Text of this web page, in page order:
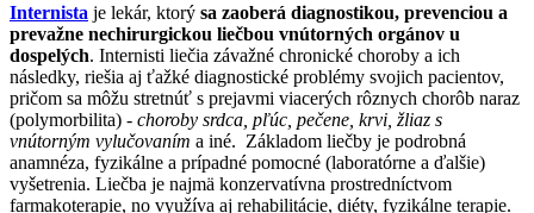
Internista je lekár, ktorý sa zaoberá diagnostikou, prevenciou a
prevažne nechirurgickou liečbou vnútorných orgánov u
dospelých. Internisti liečia závažné chronické choroby a ich
následky, riešia aj ťažké diagnostické problémy svojich pacientov,
pričom sa môžu stretnúť s prejavmi viacerých rôznych chorôb naraz
(polymorbilita) - choroby srdca, pľúc, pečene, krvi, žliaz s
vnútorným vylučovaním a iné. Základom liečby je podrobná
anamnéza, fyzikálne a prípadné pomocné (laboratórne a ďalšie)
vyšetrenia. Liečba je najmä konzervatívna prostredníctvom
farmakoterapie, no využíva aj rehabilitácie, diéty, fyzikálne terapie.